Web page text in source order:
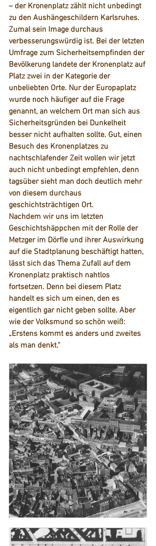
– der Kronenplatz zählt nicht unbedingt
zu den Aushängeschildern Karlsruhes.
Zumal sein Image durchaus
verbesserungswürdig ist. Bei der letzten
Umfrage zum Sicherheitsempfinden der
Bevölkerung landete der Kronenplatz auf
Platz zwei in der Kategorie der
unbeliebten Orte. Nur der Europaplatz
wurde noch häufiger auf die Frage
genannt, an welchem Ort man sich aus
Sicherheitsgründen bei Dunkelheit
besser nicht aufhalten sollte. Gut, einen
Besuch des Kronenplatzes zu
nachtschlafender Zeit wollen wir jetzt
auch nicht unbedingt empfehlen, denn
tagsüber sieht man doch deutlich mehr
von diesem durchaus
geschichtsträchtigen Ort.
Nachdem wir uns im letzten
Geschichtshäppchen mit der Rolle der
Metzger im Dörfle und ihrer Auswirkung
auf die Stadtplanung beschäftigt hatten,
lässt sich das Thema Zufall auf dem
Kronenplatz praktisch nahtlos
fortsetzen. Denn bei diesem Platz
handelt es sich um einen, den es
eigentlich gar nicht geben sollte. Aber
wie der Volksmund so schön weiß:
„Erstens kommt es anders und zweites
als man denkt.“